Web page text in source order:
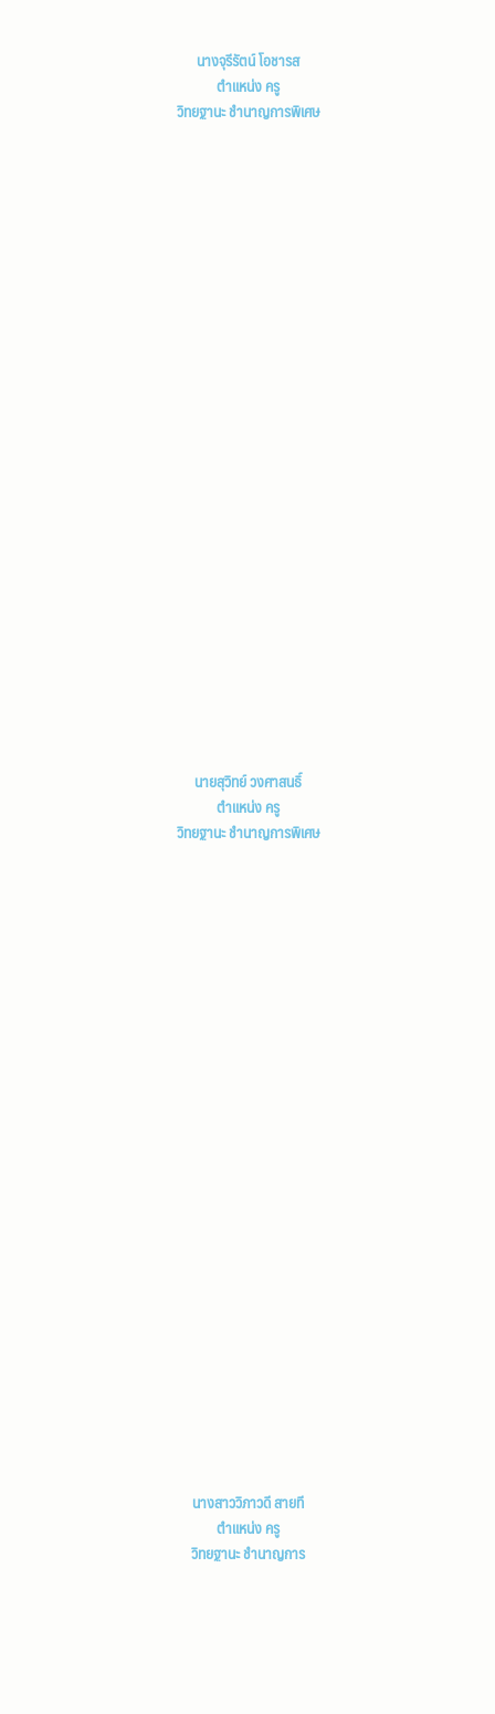
นางจุรีรัตน์ โอชารส
ตำแหน่ง ครู
วิทยฐานะ ชำนาญการพิเศษ
นายสุวิทย์ วงศาสนธิ์
ตำแหน่ง ครู
วิทยฐานะ ชำนาญการพิเศษ
นางสาววิภาวดี สายที
ตำแหน่ง ครู
วิทยฐานะ ชำนาญการ